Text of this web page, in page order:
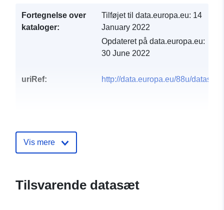
Fortegnelse over
kataloger:
Tilføjet til data.europa.eu: 14
January 2022
Opdateret på data.europa.eu:
30 June 2022
uriRef: http://data.europa.eu/88u/dataset/
Vis mere
Tilsvarende datasæt